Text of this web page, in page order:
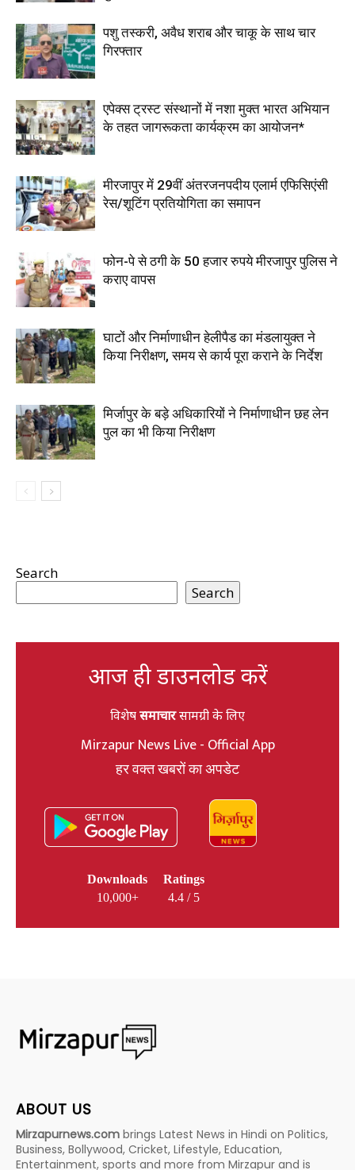
पशु तस्करी, अवैध शराब और चाकू के साथ चार
गिरफ्तार
एपेक्स ट्रस्ट संस्थानों में नशा मुक्त भारत अभियान
के तहत जागरूकता कार्यक्रम का आयोजन*
मीरजापुर में 29वीं अंतरजनपदीय एलार्म एफिसिएंसी
रेस/शूटिंग प्रतियोगिता का समापन
फोन-पे से ठगी के 50 हजार रुपये मीरजापुर पुलिस ने
कराए वापस
घाटों और निर्माणाधीन हेलीपैड का मंडलायुक्त ने
किया निरीक्षण, समय से कार्य पूरा कराने के निर्देश
मिर्जापुर के बड़े अधिकारियों ने निर्माणाधीन छह लेन
पुल का भी किया निरीक्षण
Search
Search
आज ही डाउनलोड करें
विशेषसमाचारसामग्री के लिए
Mirzapur News Live - Official App
हर वक्त खबरों का अपडेट
Downloads
10,000+
Ratings
4.4 / 5
ABOUT US
Mirzapurnews.com brings Latest News in Hindi on Politics,
Business, Bollywood, Cricket, Lifestyle, Education,
Entertainment, sports and more from Mirzapur and is